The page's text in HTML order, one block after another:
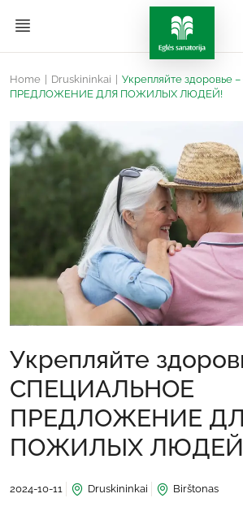
Home Druskininkai
Укрепляйте
ПРЕДЛОЖЕНИЕ ДЛЯ ПОЖИЛЫХ ЛЮДЕЙ!
Укрепляйте
СПЕЦИАЛЬНОЕ
ПРЕДЛОЖЕНИЕ
ПОЖИЛЫХ
2024-10-11 Druskininkai Birštonas